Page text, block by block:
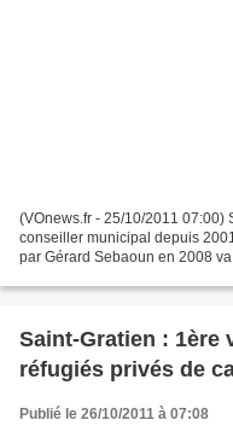
(VOnews.fr - 25/10/2011 07:00)
conseiller municipal depuis
par Gérard Sebaoun en 2008
Saint-Gratien : 1ère
réfugiés privés de
Publié le 26/10/2011 à 07:08